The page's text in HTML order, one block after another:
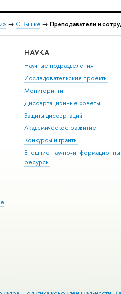
→ О Вышке → Преподаватели и
НАУКА
Научные подразделения
Исследовательские проекты
Мониторинги
Диссертационные советы
Защиты диссертаций
Академическое развитие
Конкурсы и гранты
Внешние научно-
ресурсы